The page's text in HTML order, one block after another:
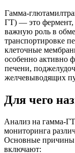
Гамма-
ГТ) — это фермент,
важную роль в
транспортировке
клеточные
особенно активно
печени,
желчевыводящих
Для чего
Анализ на гамма-
мониторинга
Основные причины
включают: